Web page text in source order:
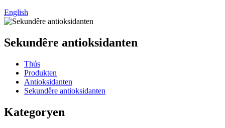
English
Sekundêre antioksidanten
Thús
Produkten
Antioksidanten
Sekundêre antioksidanten
Kategoryen